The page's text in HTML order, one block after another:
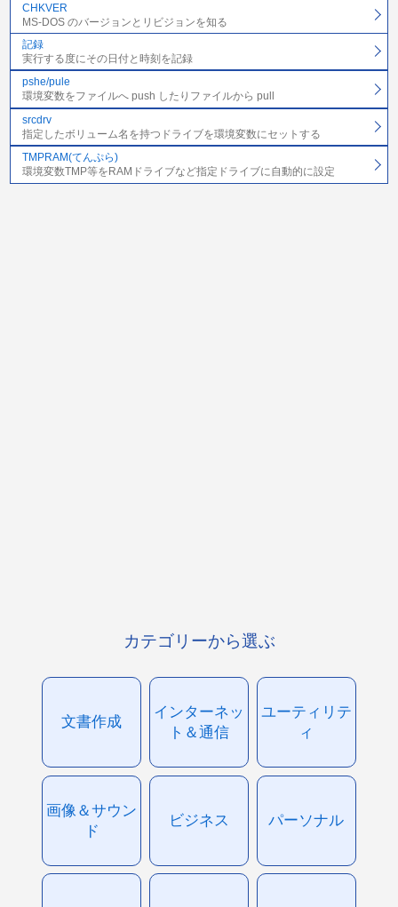
CHKVER
MS-DOS のバージョンとリビジョンを知る
記録
実行する度にその日付と時刻を記録
pshe/pule
環境変数をファイルへ push したりファイルから pull
srcdrv
指定したボリューム名を持つドライブを環境変数にセットする
TMPRAM(てんぷら)
環境変数TMP等をRAMドライブなど指定ドライブに自動的に設定
カテゴリーから選ぶ
文書作成
インターネッ
ト＆通信
ユーティリテ
ィ
画像＆サウン
ド
ビジネス パーソナル